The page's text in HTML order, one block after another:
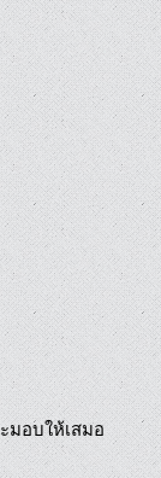
มอบให้เสมอ